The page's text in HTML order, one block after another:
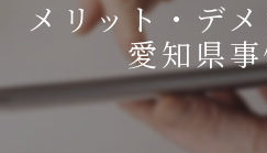
メリット・デ
愛知県